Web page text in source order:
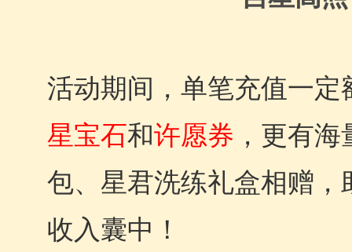
活动期间，单笔充值一定
星宝石和许愿券 ，更有
包、星君洗练礼盒相赠，
收入囊中！